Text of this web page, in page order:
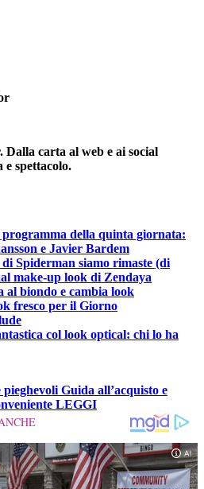
carta al web e ai social
spettacolo.
programma della quinta giornata:
e Javier Bardem
Spiderman siamo rimaste (di
make-up look di Zendaya
biondo e cambia look
fresco per il Giorno
col look optical: chi lo ha
pieghevoli Guida all’acquisto e
LEGGI